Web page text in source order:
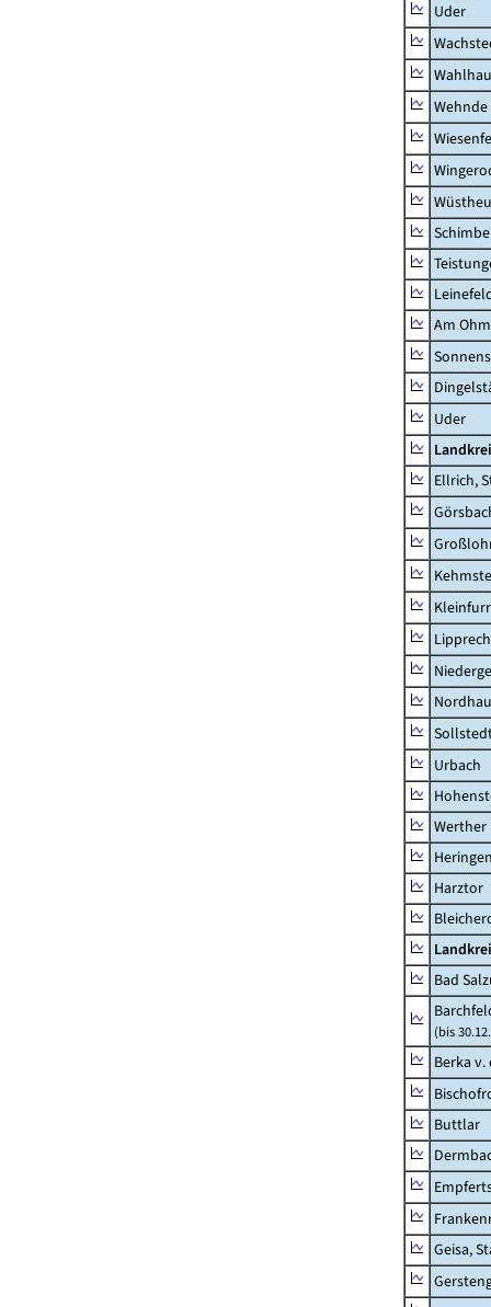
Uder
Wehnde
Am
Uder
Ellrich,
Urbach
Werther
Harztor
Bad
(bis
Berka v.
Buttlar
Geisa,